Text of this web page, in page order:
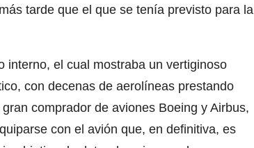
tarde que el que se tenía previsto para la
interno, el cual mostraba un vertiginoso
con decenas de aerolíneas prestando
comprador de aviones Boeing y Airbus,
con el avión que, en definitiva, es